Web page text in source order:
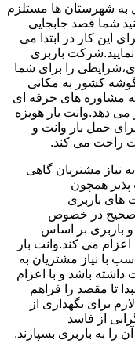
به شهرستان ها مستلزم
شما قصد جابجایی
این کار در ابتدا می
باربری
را برای شما
کشور به مکانی
مشاوره های حرفه ای
دهد.وانت بار هویزه
حمل بار وانت و
راحت می کند.
نیاز مشتریان گاهی
همچون
های باربری
صحیح در خصوص
و باربری بر اساس
می کند.وانت بار
با نیاز مشتریان به
باشد و با اعزام
تا مقصد را فراهم
برای نگهداری از
از فاسد
را به باربری بسپارند.